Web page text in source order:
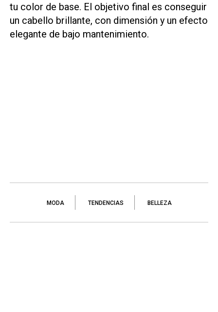
tu color de base. El objetivo final es conseguir
un cabello brillante, con dimensión y un efecto
elegante de bajo mantenimiento.
MODA TENDENCIAS BELLEZA